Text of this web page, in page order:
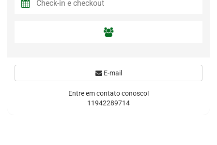
E-mail
Entre em contato conosco!
11942289714